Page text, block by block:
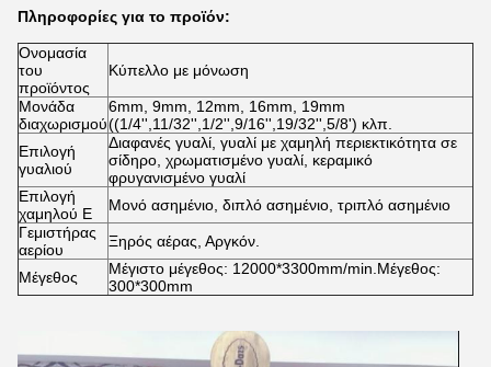
Πληροφορίες για το προϊόν:
Ονομασία
του
προϊόντος
Κύπελλο με μόνωση
Μονάδα
διαχωρισμού
6mm, 9mm, 12mm, 16mm, 19mm
((1/4'',11/32'',1/2'',9/16'',19/32'',5/8') κλπ.
Επιλογή
γυαλιού
Διαφανές γυαλί, γυαλί με χαμηλή περιεκτικότητα σε
σίδηρο, χρωματισμένο γυαλί, κεραμικό
φρυγανισμένο γυαλί
Επιλογή
χαμηλού E
Μονό ασημένιο, διπλό ασημένιο, τριπλό ασημένιο
Γεμιστήρας
αερίου
Ξηρός αέρας, Αργκόν.
Μέγεθος
Μέγιστο μέγεθος: 12000*3300mm/min.Μέγεθος:
300*300mm